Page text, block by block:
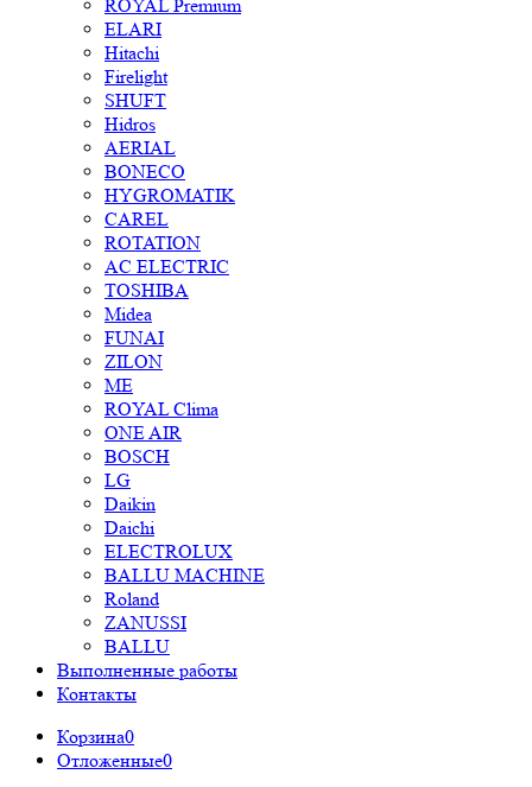
ROYAL Premium
ELARI
Hitachi
Firelight
SHUFT
Hidros
AERIAL
BONECO
HYGROMATIK
CAREL
ROTATION
AC ELECTRIC
TOSHIBA
Midea
FUNAI
ZILON
ME
ROYAL Clima
ONE AIR
BOSCH
LG
Daikin
Daichi
ELECTROLUX
BALLU MACHINE
Roland
ZANUSSI
BALLU
Выполненные работы
Контакты
Корзина0
Отложенные0